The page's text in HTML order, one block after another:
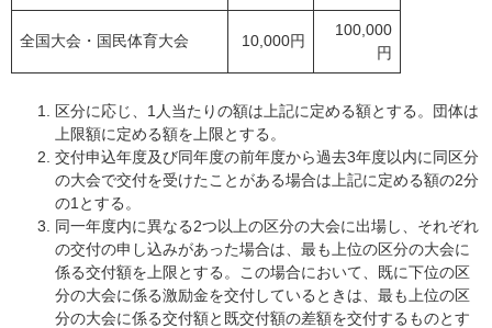
全国大会・国民体育大会 10,000円
100,000
円
区分に応じ、1人当たりの額は上記に定める額とする。団体は
上限額に定める額を上限とする。
交付申込年度及び同年度の前年度から過去3年度以内に同区分
の大会で交付を受けたことがある場合は上記に定める額の2分
の1とする。
同一年度内に異なる2つ以上の区分の大会に出場し、それぞれ
の交付の申し込みがあった場合は、最も上位の区分の大会に
係る交付額を上限とする。この場合において、既に下位の区
分の大会に係る激励金を交付しているときは、最も上位の区
分の大会に係る交付額と既交付額の差額を交付するものとす